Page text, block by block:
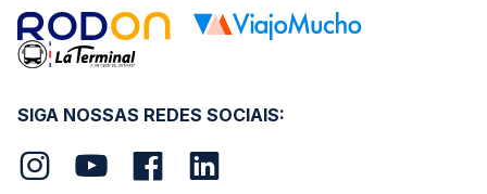
SIGA NOSSAS REDES SOCIAIS: